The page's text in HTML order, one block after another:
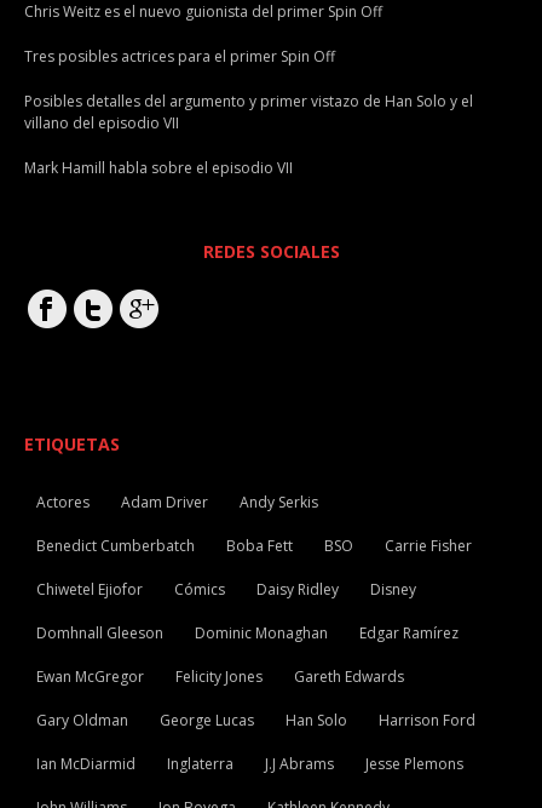
Chris Weitz es el nuevo guionista del primer Spin Off
Tres posibles actrices para el primer Spin Off
Posibles detalles del argumento y primer vistazo de Han Solo y el
villano del episodio VII
Mark Hamill habla sobre el episodio VII
REDES SOCIALES
ETIQUETAS
Actores Adam Driver Andy Serkis
Benedict Cumberbatch Boba Fett BSO Carrie Fisher
Chiwetel Ejiofor Cómics Daisy Ridley Disney
Domhnall Gleeson Dominic Monaghan Edgar Ramírez
Ewan McGregor Felicity Jones Gareth Edwards
Gary Oldman George Lucas Han Solo Harrison Ford
Ian McDiarmid Inglaterra J.J Abrams Jesse Plemons